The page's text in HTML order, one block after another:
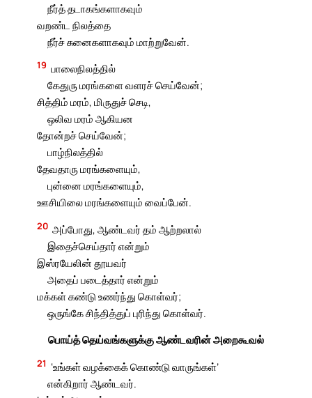
நீர்த் தடாகங்களாகவும்
வறண்ட நிலத்தை
நீர்ச் சுனைகளாகவும் மாற்றுவேன்.
19 பாலைநிலத்தில்
கேதுரு மரங்களை வளரச் செய்வேன்;
சித்திம் மரம், மிருதுச் செடி,
ஒலிவ மரம் ஆகியன
தோன்றச் செய்வேன்;
பாழ்நிலத்தில்
தேவதாரு மரங்களையும்,
புன்னை மரங்களையும்,
ஊசியிலை மரங்களையும் வைப்பேன்.
20 அப்போது, ஆண்டவர் தம் ஆற்றலால்
இதைச்செய்தார் என்றும்
இஸ்ரயேலின் தூயவர்
அதைப் படைத்தார் என்றும்
மக்கள் கண்டு உணர்ந்து கொள்வர்;
ஒருங்கே சிந்தித்துப் புரிந்து கொள்வர்.
பொய்த் தெய்வங்களுக்கு ஆண்டவரின் அறைகூவல்
21 ‘உங்கள் வழக்கைக் கொண்டு வாருங்கள்’
என்கிறார் ஆண்டவர்.